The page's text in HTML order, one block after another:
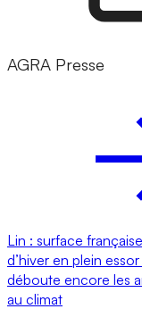
AGRA Presse
Lin : surface
d’hiver en plein essor
déboute encore les
au climat